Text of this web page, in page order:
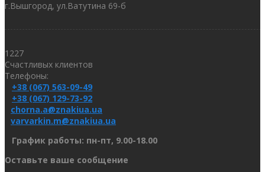
г.Вышгород, ул.Ватутина 69-б
1227
Счастливых клиентов
Телефоны:
+38 (067) 563-09-49
+38 (067) 129-73-92
chorna.a@znakiua.ua
varvarkin.m@znakiua.ua
График работы: пн-пт, 9.00-18.00
Оставьте ваше сообщение